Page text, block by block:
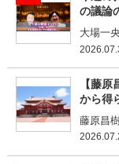
の議論
大場一
【藤
から得
藤原昌